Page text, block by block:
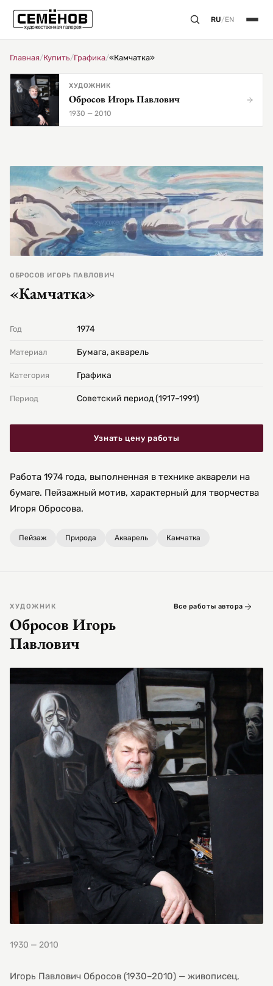
RU/EN
Главная/Купить/Графика/«Камчатка»
ХУДОЖНИК
Обросов Игорь Павлович
1930 — 2010
ОБРОСОВ ИГОРЬ ПАВЛОВИЧ
«Камчатка»
Год 1974
Материал Бумага, акварель
Категория Графика
Период Советский период (1917–1991)
Узнать цену работы
Работа 1974 года, выполненная в технике акварели на
бумаге. Пейзажный мотив, характерный для творчества
Игоря Обросова.
Пейзаж Природа Акварель Камчатка
ХУДОЖНИК
Обросов Игорь
Павлович
Все работы автора
1930 — 2010
Игорь Павлович Обросов (1930–2010) — живописец,